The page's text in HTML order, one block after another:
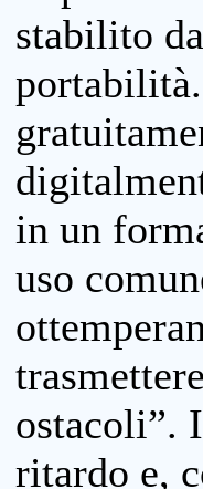
stabilito
in un
uso
ostacoli”.
ritardo e,